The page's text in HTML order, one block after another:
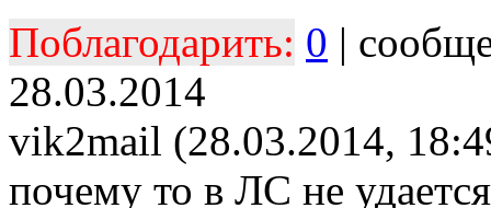
Поблагодарить: 0 |
28.03.2014
vik2mail (28.03.2014,
почему то в ЛС не